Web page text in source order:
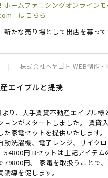
ホームファニシングオンラインモ
」はこちら
新たな売り場として出店を募って
| 株式会社ヘヤゴト WEB制作・
エイブルと提携
り、大手賃貸不動産エイブル様
ョンがスタートしました。 賃貸
た家電セットを提供いたします
動洗濯機、電子レンジ、サイク
円 Bセットは上記アイテム
79800円。 家電を取扱うことで
誘導を促します。